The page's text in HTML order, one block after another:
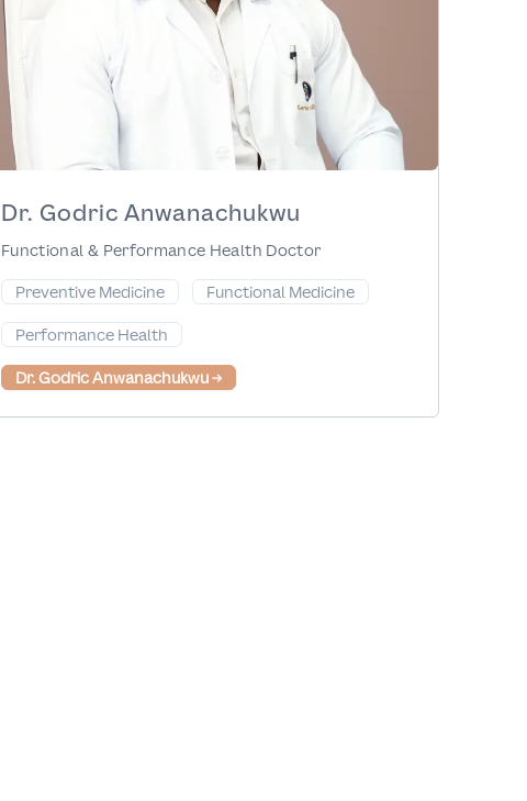
Dr. Godric Anwanachukwu
Functional & Performance Health Doctor
Preventive Medicine
Functional Medicine
Performance Health
Dr. Godric Anwanachukwu→